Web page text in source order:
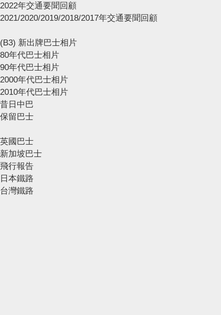
2022年交通要聞回顧
2021/2020/2019/2018/2017年交通要聞回顧
(B3) 新出牌巴士相片
80年代巴士相片
90年代巴士相片
2000年代巴士相片
2010年代巴士相片
昔日中巴
保留巴士
英國巴士
新加坡巴士
飛行報告
日本鐵路
台灣鐵路